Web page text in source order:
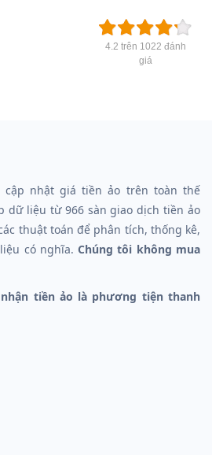
4.2 trên 1022 đánh
giá
cập nhật giá tiền ảo trên toàn thế
dữ liệu từ 966 sàn giao dịch tiền ảo
thuật toán để phân tích, thống kê,
có nghĩa.Chúng tôi không mua
tiền ảo là phương tiện thanh